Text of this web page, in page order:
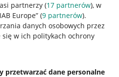
partnerzy (17 partnerów), w
Europe” (9 partnerów).
danych osobowych przez
w ich politykach ochrony
przetwarzać dane personalne